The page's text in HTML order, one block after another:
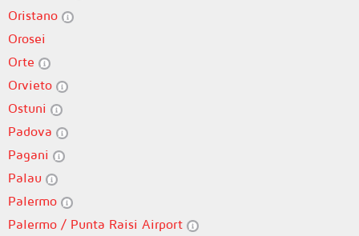
Oristano
Orosei
Orte
Orvieto
Ostuni
Padova
Pagani
Palau
Palermo
Palermo / Punta Raisi Airport